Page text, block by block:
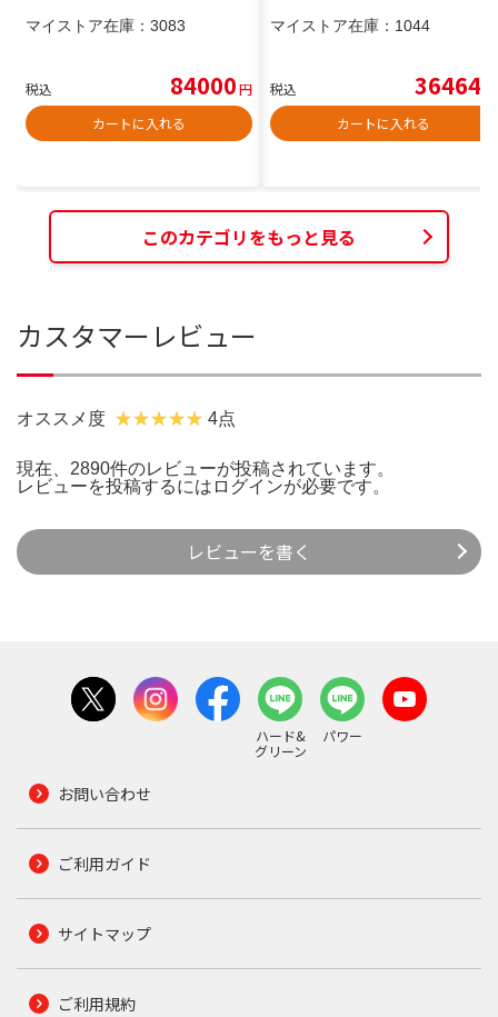
マイストア在庫： 3083
税込 84000円
カートに入れる
マイストア在庫： 1044
税込 36464
カートに入れる
このカテゴリをもっと見る
カスタマーレビュー
オススメ度 4点
現在、2890件のレビューが投稿されています。
レビューを投稿するには ログインが必要です。
レビューを書く
ハード&
グリーン
パワー
お問い合わせ
ご利用ガイド
サイトマップ
ご利用規約